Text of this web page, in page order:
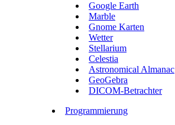
Google Earth
Marble
Gnome Karten
Wetter
Stellarium
Celestia
Astronomical Almanac
GeoGebra
DICOM-Betrachter
Programmierung